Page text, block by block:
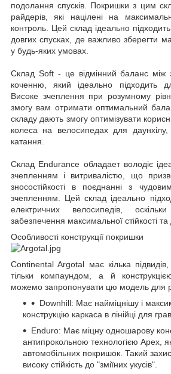
подолання спусків. Покришки з цим
райдерів, які націлені на
контроль. Цей склад ідеально
довгих спусках, де важливо зберегти
у будь-яких умовах.
Склад Soft - це відмінний баланс між
коченню, який ідеально підходить
Високе зчеплення при розумному
змогу вам отримати оптимальний
складу дають змогу оптимізувати
колеса на велосипедах для
катання.
Склад Endurance обладает володіє
зчепленням і витривалістю, що
зносостійкості в поєднанні з
зчепленням. Цей склад ідеально
електричних велосипедів,
забезпечення максимальної стійкості та
Особливості конструкції покришки
Continental Argotal має кілька
тільки компаундом, а й
можемо запропонувати цю модель для
Downhill: Має найміцнішу і
конструкцію каркаса в лінійці для
Enduro: Має міцну одношарову
антипрокольною технологією Apex,
автомобільних покришок. Такий
високу стійкість до "зміїних укусів".